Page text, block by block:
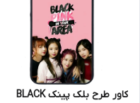
کاور طرح بلک پینک BLACK